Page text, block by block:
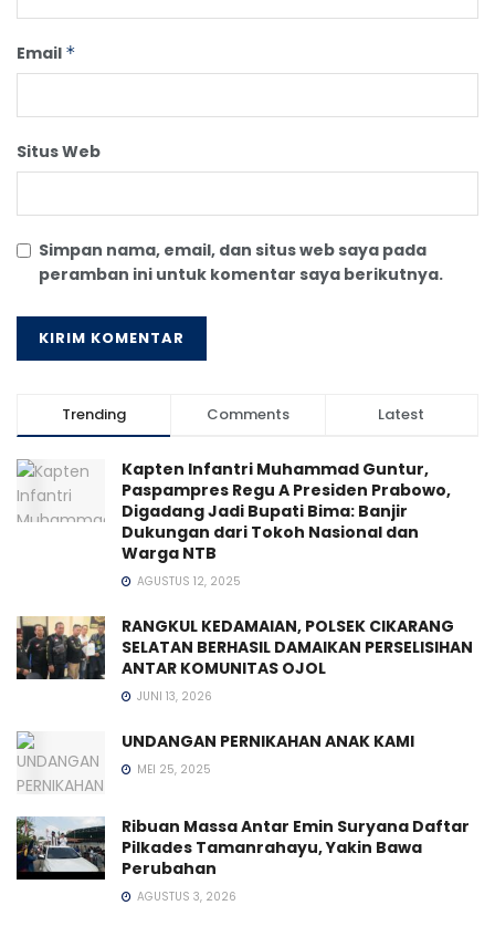
Email *
Situs Web
Simpan nama, email, dan situs web saya pada
peramban ini untuk komentar saya berikutnya.
Trending Comments Latest
Kapten Infantri Muhammad Guntur,
Paspampres Regu A Presiden Prabowo,
Digadang Jadi Bupati Bima: Banjir
Dukungan dari Tokoh Nasional dan
Warga NTB
AGUSTUS 12, 2025
RANGKUL KEDAMAIAN, POLSEK CIKARANG
SELATAN BERHASIL DAMAIKAN PERSELISIHAN
ANTAR KOMUNITAS OJOL
JUNI 13, 2026
UNDANGAN PERNIKAHAN ANAK KAMI
MEI 25, 2025
Ribuan Massa Antar Emin Suryana Daftar
Pilkades Tamanrahayu, Yakin Bawa
Perubahan
AGUSTUS 3, 2026